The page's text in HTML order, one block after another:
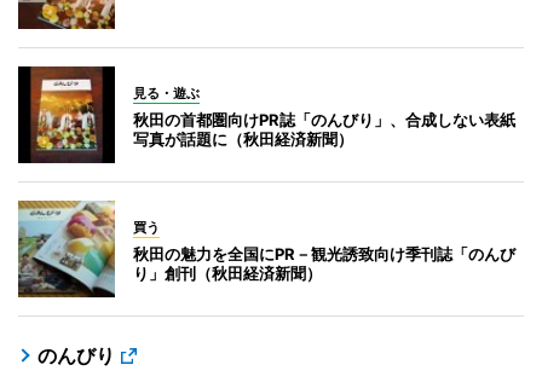
見る・遊ぶ
秋田の首都圏向けPR誌「のんびり」、合成しない表紙
写真が話題に（秋田経済新聞）
買う
秋田の魅力を全国にPR－観光誘致向け季刊誌「のんび
り」創刊（秋田経済新聞）
のんびり